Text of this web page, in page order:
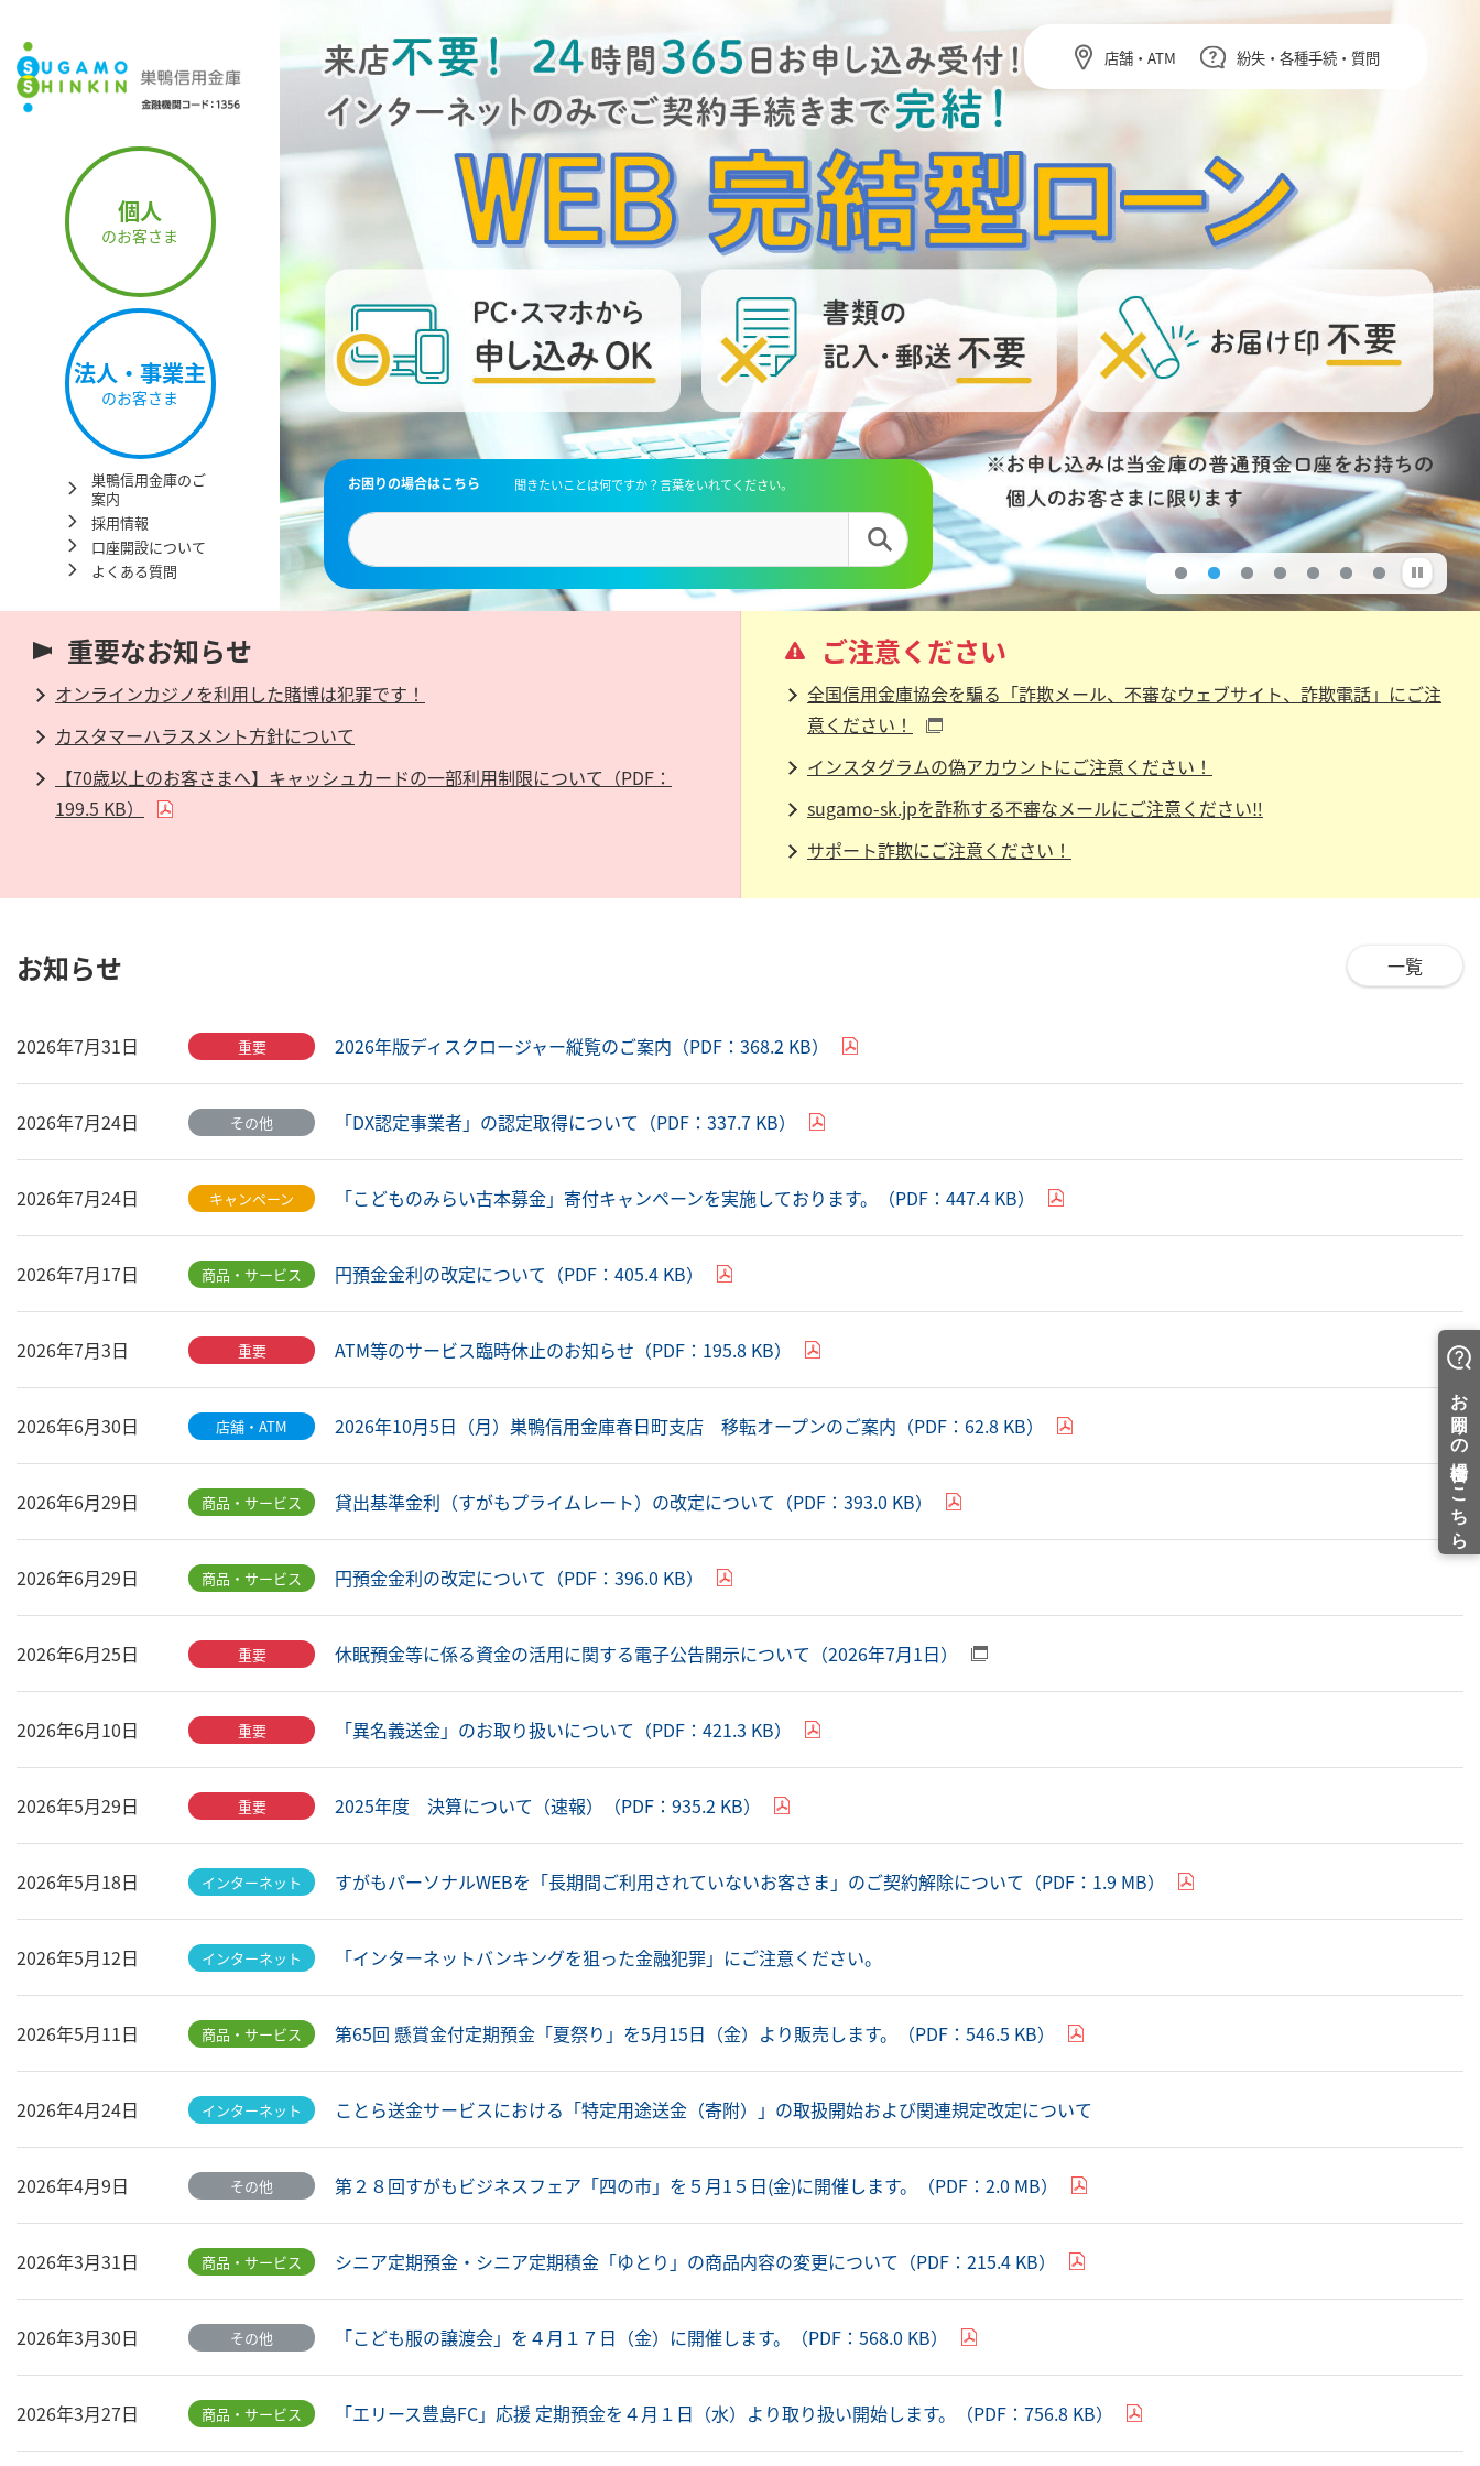
個人
のお客さま
法人・事業主
のお客さま
巣鴨信用金庫のご
案内
採用情報
口座開設について
よくある質問
店舗・ATM 紛失・各種手続・質問
お困りの場合はこちら 聞きたいことは何ですか？言葉をいれてください。
重要なお知らせ
オンラインカジノを利用した賭博は犯罪です！
カスタマーハラスメント方針について
【70歳以上のお客さまへ】キャッシュカードの一部利用制限について（PDF：
199.5 KB）
ご注意ください
全国信用金庫協会を騙る「詐欺メール、不審なウェブサイト、詐欺電話」にご注
意ください！
インスタグラムの偽アカウントにご注意ください！
sugamo-sk.jpを詐称する不審なメールにご注意ください‼
サポート詐欺にご注意ください！
お知らせ 一覧
2026年7月31日 重要 2026年版ディスクロージャー縦覧のご案内（PDF：368.2 KB）
2026年7月24日 その他 「DX認定事業者」の認定取得について（PDF：337.7 KB）
2026年7月24日 キャンペーン 「こどものみらい古本募金」寄付キャンペーンを実施しております。（PDF：447.4 KB）
2026年7月17日 商品・サービス 円預金金利の改定について（PDF：405.4 KB）
2026年7月3日 重要 ATM等のサービス臨時休止のお知らせ（PDF：195.8 KB）
2026年6月30日 店舗・ATM 2026年10月5日（月）巣鴨信用金庫春日町支店 移転オープンのご案内（PDF：62.8 KB）
2026年6月29日 商品・サービス 貸出基準金利（すがもプライムレート）の改定について（PDF：393.0 KB）
2026年6月29日 商品・サービス 円預金金利の改定について（PDF：396.0 KB）
2026年6月25日 重要 休眠預金等に係る資金の活用に関する電子公告開示について（2026年7月1日）
2026年6月10日 重要 「異名義送金」のお取り扱いについて（PDF：421.3 KB）
2026年5月29日 重要 2025年度 決算について（速報）（PDF：935.2 KB）
2026年5月18日 インターネット すがもパーソナルWEBを「長期間ご利用されていないお客さま」のご契約解除について（PDF：1.9 MB）
2026年5月12日 インターネット 「インターネットバンキングを狙った金融犯罪」にご注意ください。
2026年5月11日 商品・サービス 第65回 懸賞金付定期預金「夏祭り」を5月15日（金）より販売します。（PDF：546.5 KB）
2026年4月24日 インターネット ことら送金サービスにおける「特定用途送金（寄附）」の取扱開始および関連規定改定について
2026年4月9日 その他 第２８回すがもビジネスフェア「四の市」を５月1５日(金)に開催します。（PDF：2.0 MB）
2026年3月31日 商品・サービス シニア定期預金・シニア定期積金「ゆとり」の商品内容の変更について（PDF：215.4 KB）
2026年3月30日 その他 「こども服の譲渡会」を４月１７日（金）に開催します。（PDF：568.0 KB）
2026年3月27日 商品・サービス 「エリース豊島FC」応援 定期預金を４月１日（水）より取り扱い開始します。（PDF：756.8 KB）